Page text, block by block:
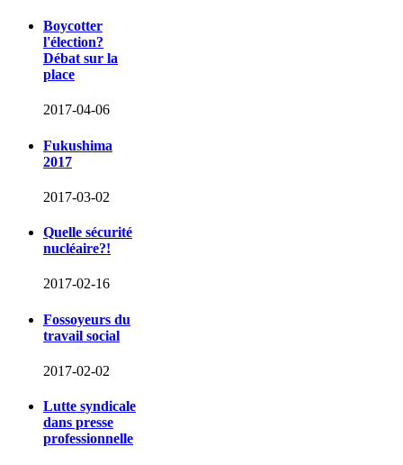
Boycotter
l'élection?
Débat sur la
place
2017-04-06
Fukushima
2017
2017-03-02
Quelle sécurité
nucléaire?!
2017-02-16
Fossoyeurs du
travail social
2017-02-02
Lutte syndicale
dans presse
professionnelle